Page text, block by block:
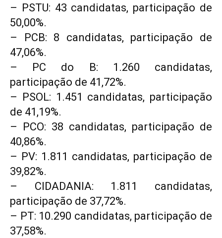
– PSTU: 43 candidatas, participação de
50,00%.
– PCB: 8 candidatas, participação de
47,06%.
– PC do B: 1.260 candidatas,
participação de 41,72%.
– PSOL: 1.451 candidatas, participação
de 41,19%.
– PCO: 38 candidatas, participação de
40,86%.
– PV: 1.811 candidatas, participação de
39,82%.
– CIDADANIA: 1.811 candidatas,
participação de 37,72%.
– PT: 10.290 candidatas, participação de
37,58%.